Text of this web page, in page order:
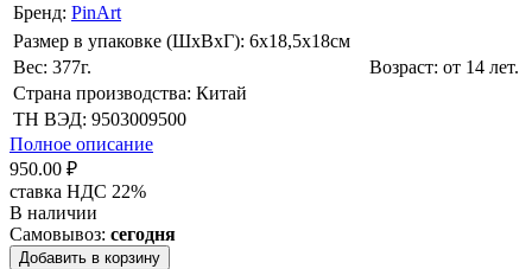
Бренд: PinArt
Размер в упаковке (ШхВxГ): 6х18,5х18cм
Вес: 377г.
Возраст: от 14 лет.
Страна производства: Китай
ТН ВЭД: 9503009500
Полное описание
950.00 ₽
ставка НДС 22%
В наличии
Самовывоз: сегодня
Добавить в корзину